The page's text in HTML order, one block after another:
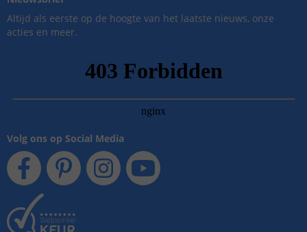
Altijd als eerste op de hoogte van het laatste nieuws, onze
acties en meer.
Volg ons op Social Media